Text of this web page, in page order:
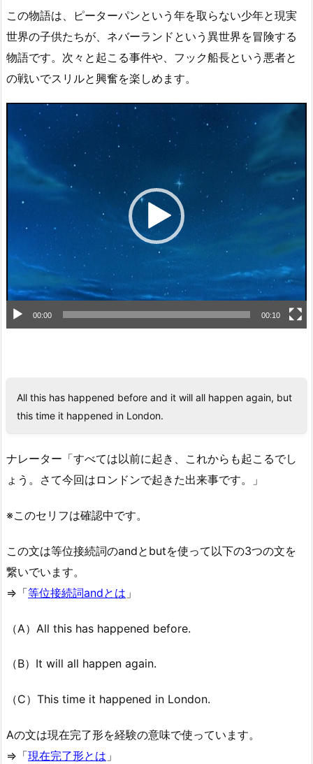
この物語は、ピーターパンという年を取らない少年と現実
世界の子供たちが、ネバーランドという異世界を冒険する
物語です。次々と起こる事件や、フック船長という悪者と
の戦いでスリルと興奮を楽しめます。
画
00:00 00:10
All this has happened before and it will all happen again, but
this time it happened in London.
ナレーター「すべては以前に起き、これからも起こるでし
ょう。さて今回はロンドンで起きた出来事です。」
※このセリフは確認中です。
この文は等位接続詞のandとbutを使って以下の3つの文を
繋いでいます。
⇒「等位接続詞andとは 」
（A）All this has happened before.
（B）It will all happen again.
（C）This time it happened in London.
Aの文は現在完了形を経験の意味で使っています。
⇒「現在完了形とは 」